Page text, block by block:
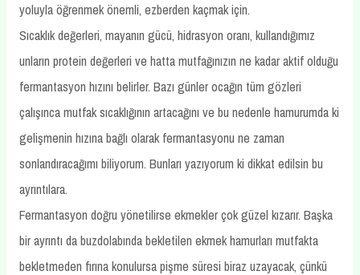
yoluyla öğrenmek önemli, ezberden kaçmak için.
Sıcaklık değerleri, mayanın gücü, hidrasyon oranı, kullandığımız
unların protein değerleri ve hatta mutfağınızın ne kadar aktif olduğu
fermantasyon hızını belirler. Bazı günler ocağın tüm gözleri
çalışınca mutfak sıcaklığının artacağını ve bu nedenle hamurumda ki
gelişmenin hızına bağlı olarak fermantasyonu ne zaman
sonlandıracağımı biliyorum. Bunları yazıyorum ki dikkat edilsin bu
ayrıntılara.
Fermantasyon doğru yönetilirse ekmekler çok güzel kızarır. Başka
bir ayrıntı da buzdolabında bekletilen ekmek hamurları mutfakta
bekletmeden fırına konulursa pişme süresi biraz uzayacak, çünkü